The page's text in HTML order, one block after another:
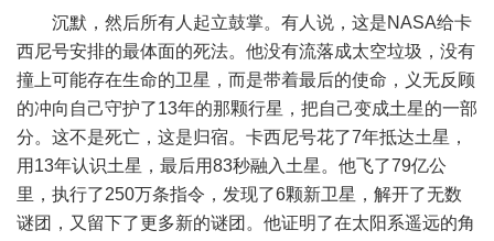
沉默，然后所有人起立鼓掌。有人说，这是NASA给卡
西尼号安排的最体面的死法。他没有流落成太空垃圾，没有
撞上可能存在生命的卫星，而是带着最后的使命，义无反顾
的冲向自己守护了13年的那颗行星，把自己变成土星的一部
分。这不是死亡，这是归宿。卡西尼号花了7年抵达土星，
用13年认识土星，最后用83秒融入土星。他飞了79亿公
里，执行了250万条指令，发现了6颗新卫星，解开了无数
谜团，又留下了更多新的谜团。他证明了在太阳系遥远的角